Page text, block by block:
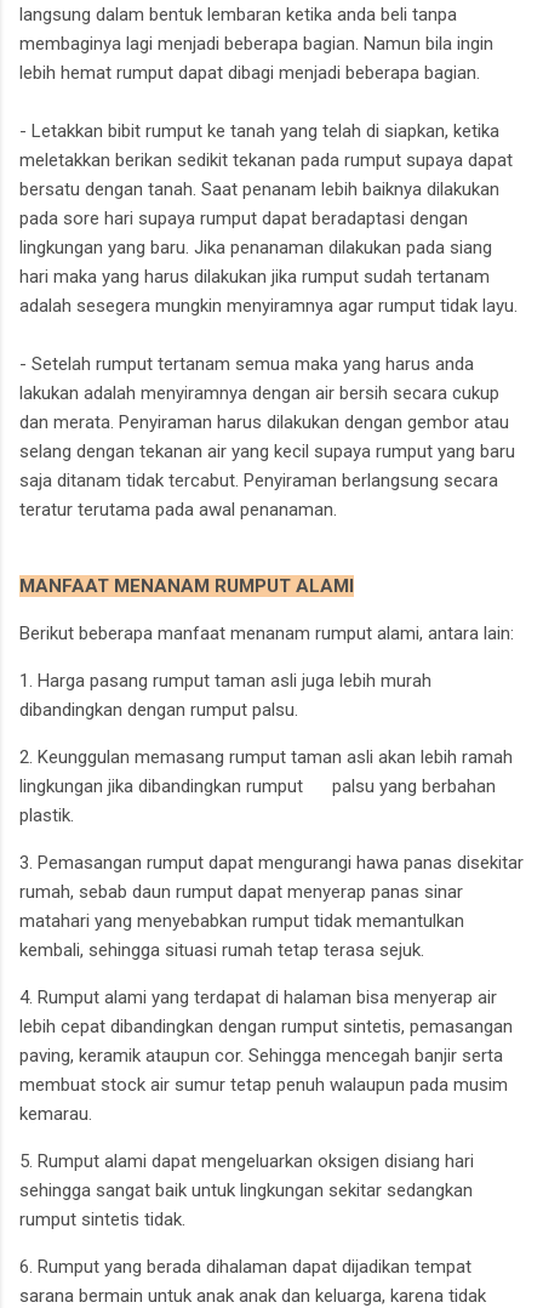
langsung dalam bentuk lembaran ketika anda beli tanpa
membaginya lagi menjadi beberapa bagian. Namun bila ingin
lebih hemat rumput dapat dibagi menjadi beberapa bagian.
- Letakkan bibit rumput ke tanah yang telah di siapkan, ketika
meletakkan berikan sedikit tekanan pada rumput supaya dapat
bersatu dengan tanah. Saat penanam lebih baiknya dilakukan
pada sore hari supaya rumput dapat beradaptasi dengan
lingkungan yang baru. Jika penanaman dilakukan pada siang
hari maka yang harus dilakukan jika rumput sudah tertanam
adalah sesegera mungkin menyiramnya agar rumput tidak layu.
- Setelah rumput tertanam semua maka yang harus anda
lakukan adalah menyiramnya dengan air bersih secara cukup
dan merata. Penyiraman harus dilakukan dengan gembor atau
selang dengan tekanan air yang kecil supaya rumput yang baru
saja ditanam tidak tercabut. Penyiraman berlangsung secara
teratur terutama pada awal penanaman.
MANFAAT MENANAM RUMPUT ALAMI
Berikut beberapa manfaat menanam rumput alami, antara lain:
1. Harga pasang rumput taman asli juga lebih murah
dibandingkan dengan rumput palsu.
2. Keunggulan memasang rumput taman asli akan lebih ramah
lingkungan jika dibandingkan rumput palsu yang berbahan
plastik.
3. Pemasangan rumput dapat mengurangi hawa panas disekitar
rumah, sebab daun rumput dapat menyerap panas sinar
matahari yang menyebabkan rumput tidak memantulkan
kembali, sehingga situasi rumah tetap terasa sejuk.
4. Rumput alami yang terdapat di halaman bisa menyerap air
lebih cepat dibandingkan dengan rumput sintetis, pemasangan
paving, keramik ataupun cor. Sehingga mencegah banjir serta
membuat stock air sumur tetap penuh walaupun pada musim
kemarau.
5. Rumput alami dapat mengeluarkan oksigen disiang hari
sehingga sangat baik untuk lingkungan sekitar sedangkan
rumput sintetis tidak.
6. Rumput yang berada dihalaman dapat dijadikan tempat
sarana bermain untuk anak anak dan keluarga, karena tidak